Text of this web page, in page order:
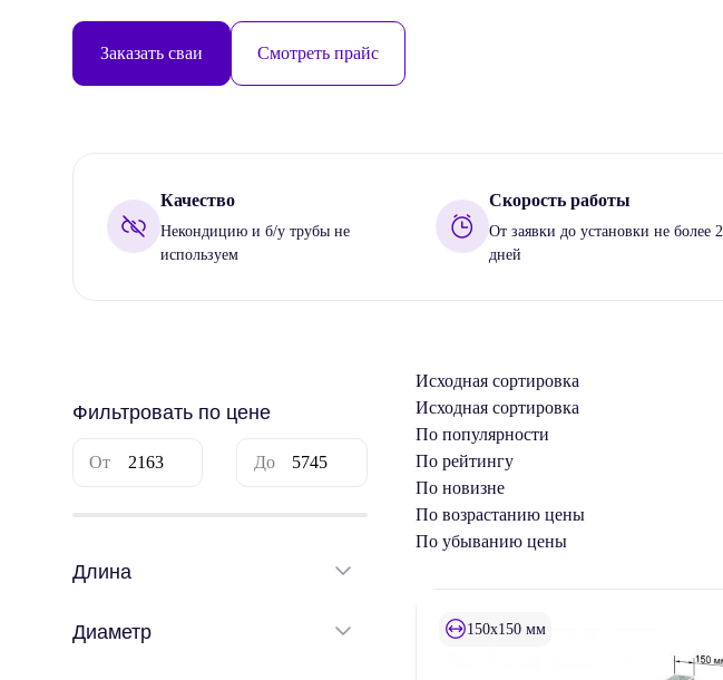
Заказать сваи Смотреть прайс
Качество
Некондицию и б/у трубы не
используем
Скорость работы
От заявки до установки не более 2
дней
Фильтровать по цене
Длина
Диаметр
Исходная сортировка
Исходная сортировка
По популярности
По рейтингу
По новизне
По возрастанию цены
По убыванию цены
150x150 мм